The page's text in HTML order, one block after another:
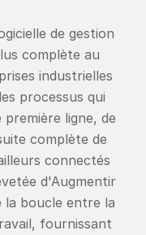
de gestion
complète au
industrielles
processus qui
ligne, de
complète de
connectés
d'Augmentir
boucle entre la
fournissant